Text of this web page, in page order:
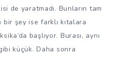
de yaratmadı. Bunların tam
şey ise farklı kıtalara
başlıyor. Burası, aynı
küçük. Daha sonra